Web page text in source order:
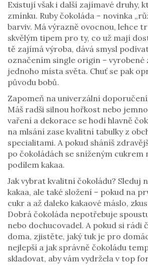
Existují však i další zajímavé druhy,
zmínku. Ruby čokoláda – novinka
barviv. Má výrazně ovocnou, lehce
skvělým tipem pro ty, co už mají dost
tě zajímá výroba, dává smysl
označením single origin – vyrobené
jednoho místa světa. Chuť se pak
původu bobů.
Zapomeň na univerzální
Máš radši silnou hořkost nebo
vaření a dekorace se hodí hlavně
na mlsání zase kvalitní tabulky z
specialitami. A pokud sháníš
po čokoládách se sníženým cukrem
podílem kakaa.
Jak vybrat kvalitní čokoládu? Sleduj
kakaa, ale také složení – pokud na
cukr a až daleko kakaové máslo,
Dobrá čokoláda nepotřebuje
nebo dochucovadel. A pokud si rádi
doma, zjistěte, jaký tuk je pro
nejlepší a jak správně čokoládu
skladovat, aby vám vydržela v top